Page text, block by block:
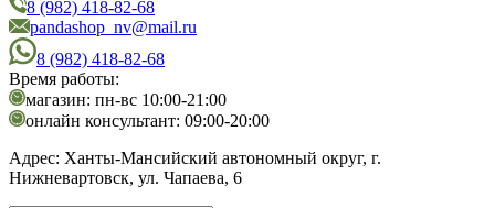
PandaShop
Интернет-магазин косметики
8 (982) 418-82-68
pandashop_nv@mail.ru
8 (982) 418-82-68
Время работы:
магазин: пн-вс 10:00-21:00
онлайн консультант: 09:00-20:00
Адрес: Ханты-Мансийский автономный округ, г.
Нижневартовск, ул. Чапаева, 6